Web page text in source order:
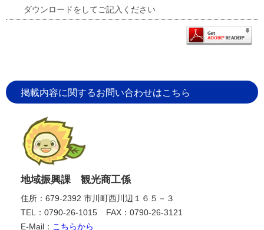
ダウンロードをしてご記入ください
掲載内容に関するお問い合わせはこちら
地域振興課 観光商工係
住所：679-2392 市川町西川辺１６５－３
TEL：0790-26-1015
FAX：0790-26-3121
E-Mail： こちらから